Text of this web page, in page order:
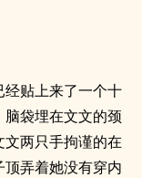
贴上来了一个十
袋埋在文文的颈
两只手拘谨的在
弄着她没有穿内